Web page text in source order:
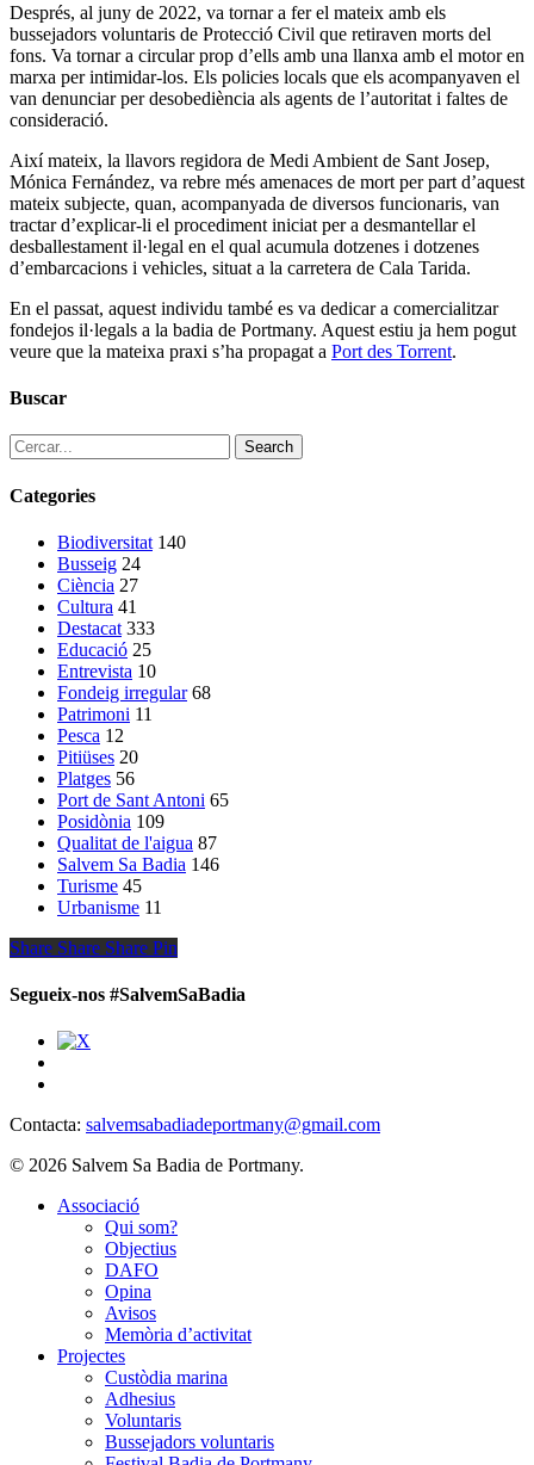
Després, al juny de 2022, va tornar a fer el mateix amb els
bussejadors voluntaris de Protecció Civil que retiraven morts del
fons. Va tornar a circular prop d’ells amb una llanxa amb el motor en
marxa per intimidar-los. Els policies locals que els acompanyaven el
van denunciar per desobediència als agents de l’autoritat i faltes de
consideració.
Així mateix, la llavors regidora de Medi Ambient de Sant Josep,
Mónica Fernández, va rebre més amenaces de mort per part d’aquest
mateix subjecte, quan, acompanyada de diversos funcionaris, van
tractar d’explicar-li el procediment iniciat per a desmantellar el
desballestament il·legal en el qual acumula dotzenes i dotzenes
d’embarcacions i vehicles, situat a la carretera de Cala Tarida.
En el passat, aquest individu també es va dedicar a comercialitzar
fondejos il·legals a la badia de Portmany. Aquest estiu ja hem pogut
veure que la mateixa praxi s’ha propagat a Port des Torrent.
Buscar
Search
Categories
Biodiversitat 140
Busseig 24
Ciència 27
Cultura 41
Destacat 333
Educació 25
Entrevista 10
Fondeig irregular 68
Patrimoni 11
Pesca 12
Pitiüses 20
Platges 56
Port de Sant Antoni 65
Posidònia 109
Qualitat de l'aigua 87
Salvem Sa Badia 146
Turisme 45
Urbanisme 11
Share
Share Share Share Pin
Segueix-nos #SalvemSaBadia
Contacta: salvemsabadiadeportmany@gmail.com
© 2026 Salvem Sa Badia de Portmany.
Close
Associació
Qui som?
Objectius
DAFO
Opina
Avisos
Memòria d’activitat
Projectes
Custòdia marina
Adhesius
Voluntaris
Bussejadors voluntaris